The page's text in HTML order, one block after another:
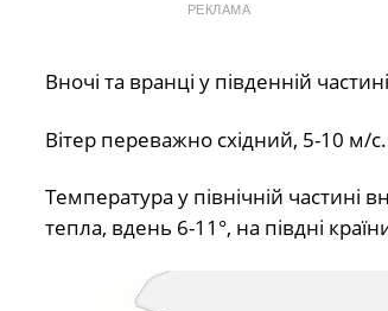
РЕКЛАМА
Вночі та вранці у південній
Вітер переважно східний, 5-10 м/с.
Температура у північній частині
тепла, вдень 6-11°, на півдні